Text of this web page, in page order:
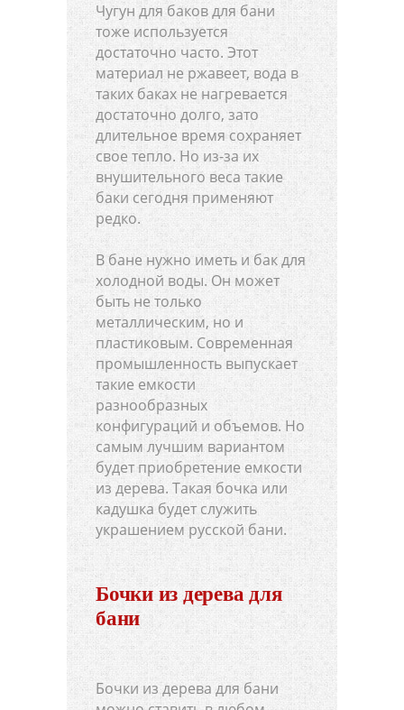
Чугун для баков для бани
тоже используется
достаточно часто. Этот
материал не ржавеет, вода в
таких баках не нагревается
достаточно долго, зато
длительное время сохраняет
свое тепло. Но из-за их
внушительного веса такие
баки сегодня применяют
редко.
В бане нужно иметь и бак для
холодной воды. Он может
быть не только
металлическим, но и
пластиковым. Современная
промышленность выпускает
такие емкости
разнообразных
конфигураций и объемов. Но
самым лучшим вариантом
будет приобретение емкости
из дерева. Такая бочка или
кадушка будет служить
украшением русской бани.
Бочки из дерева для
бани
Бочки из дерева для бани